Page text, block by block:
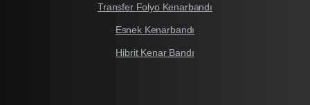
Transfer Folyo Kenarbandı
Esnek Kenarbandı
Hibrit Kenar Bandı